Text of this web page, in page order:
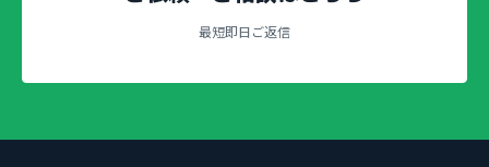
最短即日ご返信